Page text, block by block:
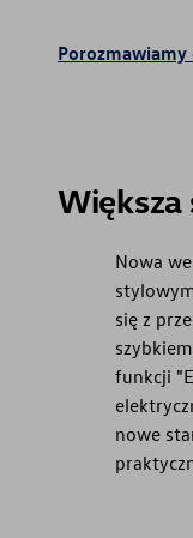
Porozmawiamy
Nowa
się z
funkcji
nowe